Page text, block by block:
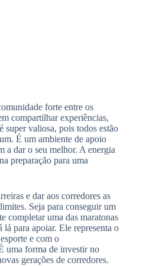
forte entre os
compartilhar experiências,
super valiosa, pois todos estão
É um ambiente de apoio
a dar o seu melhor. A energia
preparação para uma
e dar aos corredores as
Seja para conseguir um
completar uma das maratonas
lá para apoiar. Ele representa o
e com o
uma forma de investir no
gerações de corredores.